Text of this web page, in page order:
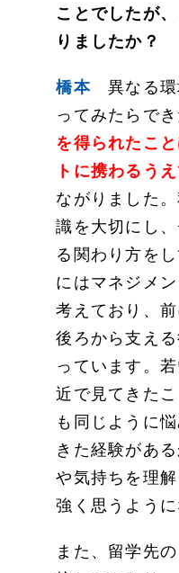
ことでしたが
りましたか？
橋本異なる環
ってみたらで
を得られたこ
トに携わるう
ながりました
識を大切にし
る関わり方を
にはマネジメ
考えており、
後ろから支え
っています。
近で見てきた
も同じように
きた経験があ
や気持ちを理
強く思うように
また、留学先